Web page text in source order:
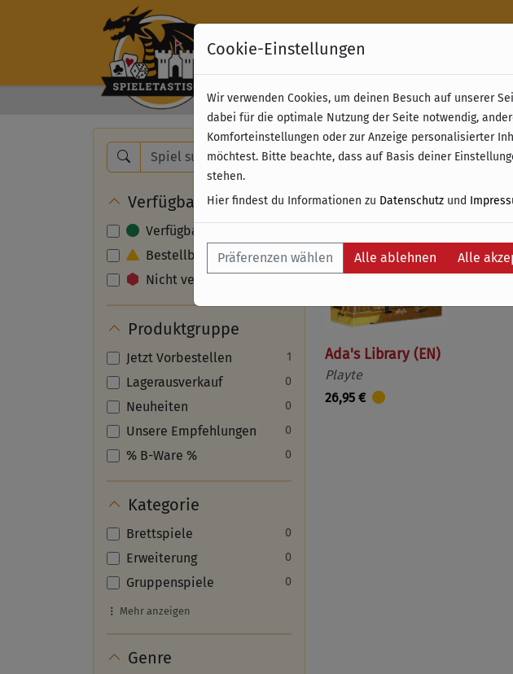
Kostenloser Versand & Retoure ab 49 € (innerhalb
Verfügbarkeit
Verfügbar
Bestellbar
Nicht verfügbar
Produktgruppe
Jetzt Vorbestellen 1
Lagerausverkauf 0
Neuheiten 0
Unsere Empfehlungen 0
% B-Ware % 0
Kategorie
Brettspiele 0
Erweiterung 0
Gruppenspiele 0
Mehr anzeigen
Genre
Name
Ada's Library (EN)
Playte
26,95 €
Cookie-Einstellungen
Wir verwenden Cookies, um deinen Besuch auf unserer
dabei für die optimale Nutzung der Seite notwendig,
Komforteinstellungen oder zur Anzeige personalisierter
möchtest. Bitte beachte, dass auf Basis deiner
stehen.
Hier findest du Informationen zu Datenschutz und
Präferenzen wählen Alle ablehnen Alle